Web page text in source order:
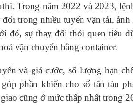
Trong năm 2022 và 2023,
trong nhiều tuyến vận tải,
đó, sự thay đổi thói quen tiêu
vận chuyển bằng container.
và giá cước, số lượng hạn
phần khiến cho số tấn tàu
cũng ở mức thấp nhất trong